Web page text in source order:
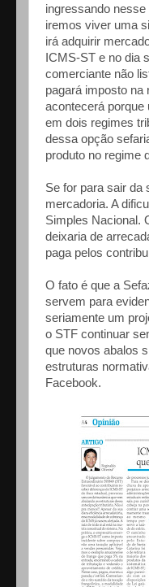
ingressando
iremos viver uma
irá adquirir
ICMS-ST e no dia
comerciante não
pagará imposto na
acontecerá
em dois regimes
dessa opção
produto no regime
Se for para sair da
mercadoria. A
Simples Nacional.
deixaria de
paga pelos
O fato é que a
servem para
seriamente um
o STF continuar
que novos abalos
estruturas
Facebook.